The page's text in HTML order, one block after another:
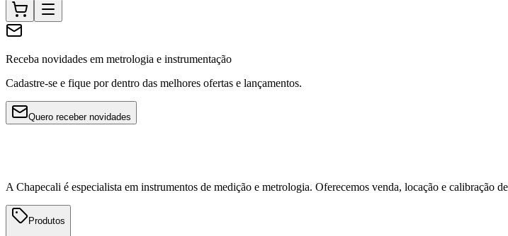
Receba novidades em metrologia e instrumentação
Cadastre-se e fique por dentro das melhores ofertas e lançamentos.
Quero receber novidades
A Chapecali é especialista em instrumentos de medição e metrologia. Oferecemos venda, locação e
Produtos